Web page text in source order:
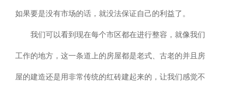
如果要是没有市场的话，就没法保证自己的利益了。
我们可以看到现在每个市区都在进行整容，就像我们
工作的地方，这一条道上的房屋都是老式、古老的并且房
屋的建造还是用非常传统的红砖建起来的，让我们感觉不